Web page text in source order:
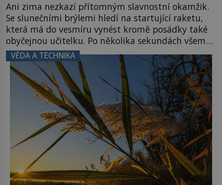
Ani zima nezkazí přítomným slavnostní okamžik.
Se slunečními brýlemi hledí na startující raketu,
která má do vesmíru vynést kromě posádky také
obyčejnou učitelku. Po několika sekundách všem
ztuhnou úsměvy, stroj totiž exploduje. Jejich
konstrukce není z levného kraje, daňové
poplatníky stojí miliardy dolarů. Na druhou stranu
zvládnou jen představitelné věci. Na malé kousky
Název: Columbia První […]
VĚDA A TECHNIKA